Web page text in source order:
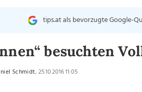
tips.at als bevorzugte Google-
besuchten
Schmidt, 25.10.2016 11:05